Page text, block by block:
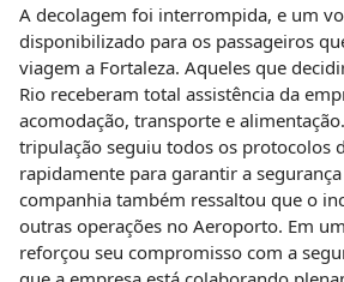
A decolagem foi interrompida, e um
disponibilizado para os passageiros
viagem a Fortaleza. Aqueles que
Rio receberam total assistência da
acomodação, transporte e
tripulação seguiu todos os protocolos
rapidamente para garantir a
companhia também ressaltou que o
outras operações no Aeroporto. Em
reforçou seu compromisso com a